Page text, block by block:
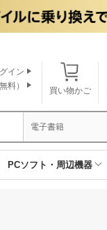
買い物かご
イン
料）
電子書籍
PCソフト・周辺機器